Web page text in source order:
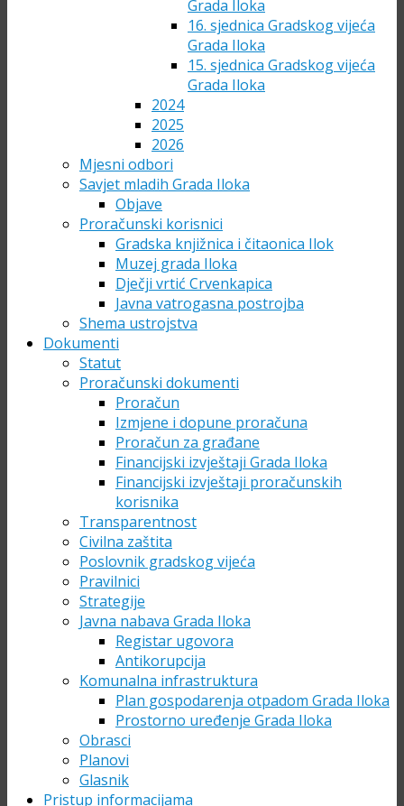
Grada Iloka
16. sjednica Gradskog vijeća
Grada Iloka
15. sjednica Gradskog vijeća
Grada Iloka
2024
2025
2026
Mjesni odbori
Savjet mladih Grada Iloka
Objave
Proračunski korisnici
Gradska knjižnica i čitaonica Ilok
Muzej grada Iloka
Dječji vrtić Crvenkapica
Javna vatrogasna postrojba
Shema ustrojstva
Dokumenti
Statut
Proračunski dokumenti
Proračun
Izmjene i dopune proračuna
Proračun za građane
Financijski izvještaji Grada Iloka
Financijski izvještaji proračunskih
korisnika
Transparentnost
Civilna zaštita
Poslovnik gradskog vijeća
Pravilnici
Strategije
Javna nabava Grada Iloka
Registar ugovora
Antikorupcija
Komunalna infrastruktura
Plan gospodarenja otpadom Grada Iloka
Prostorno uređenje Grada Iloka
Obrasci
Planovi
Glasnik
Pristup informacijama